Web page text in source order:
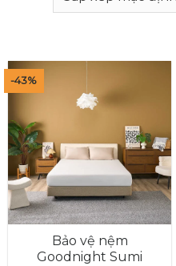
-43%
Bảo vệ nệm
Goodnight Sumi